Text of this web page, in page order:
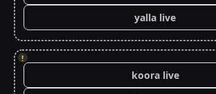
yalla live
!
koora live